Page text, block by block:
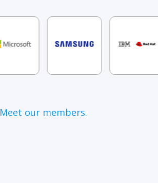
Meet our members.